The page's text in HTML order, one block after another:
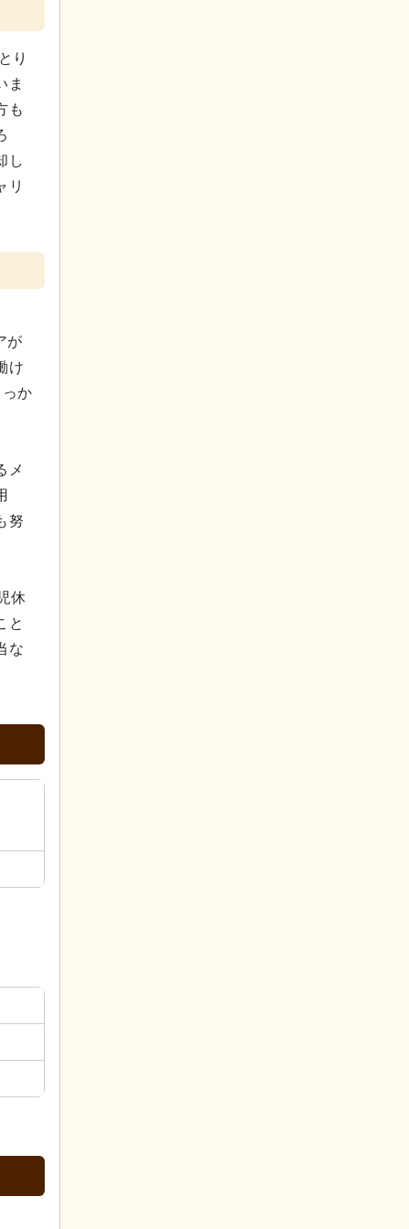
り
ま
も
し
リ
が
け
か
メ
努
休
と
な